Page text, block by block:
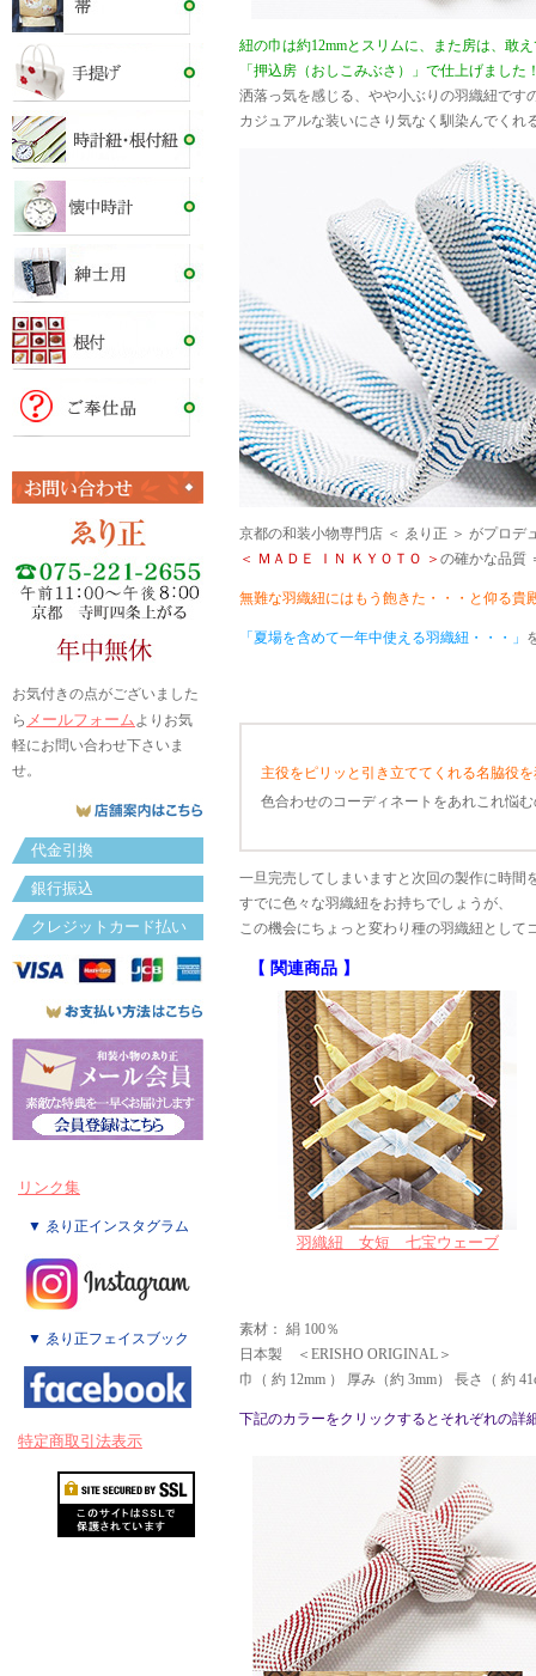
お気付きの点がございました
ら メールフォームよりお気
軽にお問い合わせ下さいま
せ。
代金引換
銀行振込
クレジットカード払い
リンク集
▼ ゑり正インスタグラム
▼ ゑり正フェイスブック
特定商取引法表示
紐の巾は約12mmとスリムに、また房は、敢
「押込房（おしこみぶさ）」で仕上げました
洒落っ気を感じる、やや小ぶりの羽織紐です
カジュアルな装いにさり気なく馴染んでくれ
京都の和装小物専門店 ＜ ゑり正 ＞ がプロデ
＜ ＭＡＤＥ ＩＮ ＫＹＯＴＯ ＞ の確かな品質
無難な羽織紐にはもう飽きた・・・と仰る貴
「夏場を含めて一年中使える羽織紐・・・」
主役をピリッと引き立ててくれる名脇役
色合わせのコーディネートをあれこれ悩
一旦完売してしまいますと次回の製作に時間
すでに色々な羽織紐をお持ちでしょうが、
この機会にちょっと変わり種の羽織紐として
【 関連商品 】
羽織紐 女短 七宝ウェーブ
素材： 絹 100％
日本製 ＜ERISHO ORIGINAL＞
巾（ 約 12mm ） 厚み（約 3mm） 長さ（ 約
下記のカラーをクリックするとそれぞれの詳